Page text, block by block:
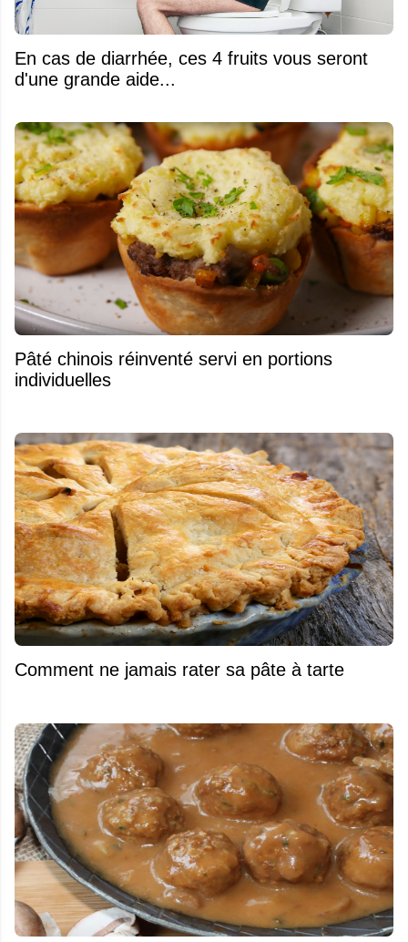
En cas de diarrhée, ces 4 fruits vous seront
d'une grande aide...
Pâté chinois réinventé servi en portions
individuelles
Comment ne jamais rater sa pâte à tarte